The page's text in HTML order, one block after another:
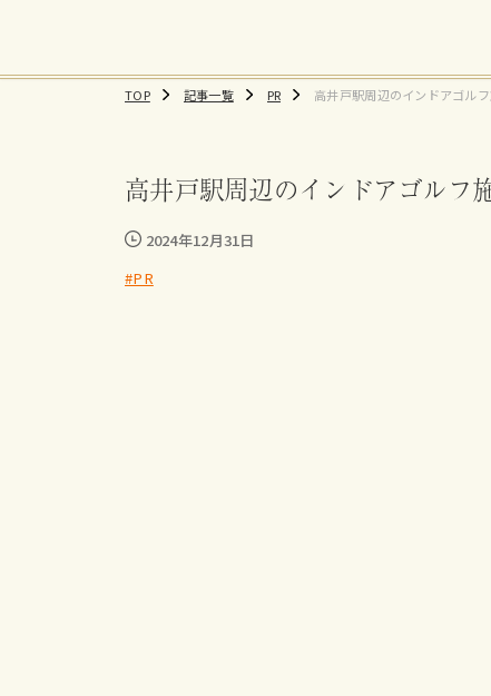
TOP 記事一覧 PR
高井戸駅周辺のインドアゴル
高井戸駅周辺のインドアゴルフ
2024年12月31日
#PR